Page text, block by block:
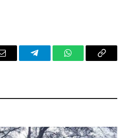
Email TelegramWhatsAppCopy